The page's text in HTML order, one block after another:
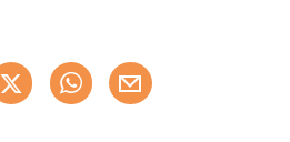
Jetzt weiterempfehlen